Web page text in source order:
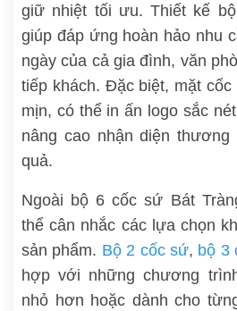
giữ nhiệt tối ưu. Thiết kế
giúp đáp ứng hoàn hảo nhu
ngày của cả gia đình, văn
tiếp khách. Đặc biệt, mặt
mịn, có thể in ấn logo sắc
nâng cao nhận diện thương
quả.
Ngoài bộ 6 cốc sứ Bát
thể cân nhắc các lựa chọn
sản phẩm. Bộ 2 cốc sứ, bộ 3
hợp với những chương
nhỏ hơn hoặc dành cho